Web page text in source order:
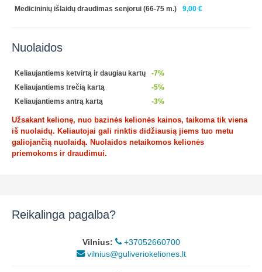
Medicininių išlaidų draudimas senjorui (66-75 m.)
9,00 €
Nuolaidos
Keliaujantiems ketvirtą ir daugiau kartų
-7%
Keliaujantiems trečią kartą
-5%
Keliaujantiems antrą kartą
-3%
Užsakant kelionę, nuo bazinės kelionės kainos, taikoma tik viena
iš nuolaidų. Keliautojai gali rinktis didžiausią jiems tuo metu
galiojančią nuolaidą. Nuolaidos netaikomos kelionės
priemokoms ir draudimui.
Reikalinga pagalba?
Vilnius:
+37052660700
vilnius@guliveriokeliones.lt